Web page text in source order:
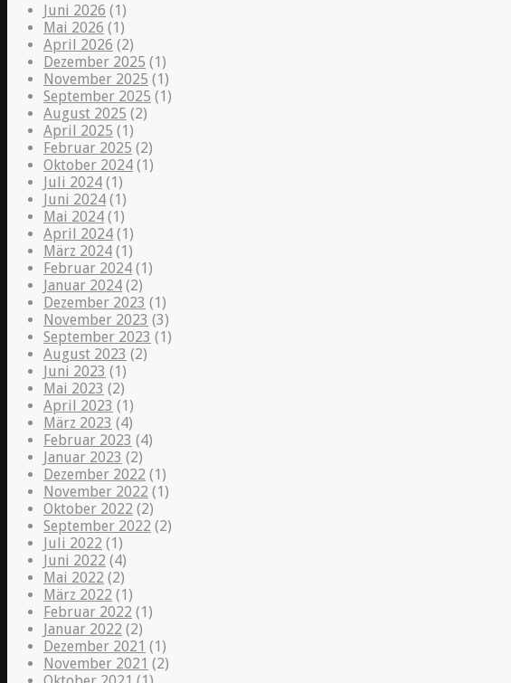
Juni 2026 (1)
Mai 2026 (1)
April 2026 (2)
Dezember 2025 (1)
November 2025 (1)
September 2025 (1)
August 2025 (2)
April 2025 (1)
Februar 2025 (2)
Oktober 2024 (1)
Juli 2024 (1)
Juni 2024 (1)
Mai 2024 (1)
April 2024 (1)
März 2024 (1)
Februar 2024 (1)
Januar 2024 (2)
Dezember 2023 (1)
November 2023 (3)
September 2023 (1)
August 2023 (2)
Juni 2023 (1)
Mai 2023 (2)
April 2023 (1)
März 2023 (4)
Februar 2023 (4)
Januar 2023 (2)
Dezember 2022 (1)
November 2022 (1)
Oktober 2022 (2)
September 2022 (2)
Juli 2022 (1)
Juni 2022 (4)
Mai 2022 (2)
März 2022 (1)
Februar 2022 (1)
Januar 2022 (2)
Dezember 2021 (1)
November 2021 (2)